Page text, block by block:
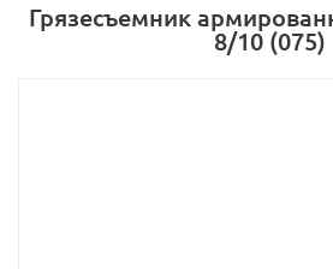
Грязесъемник
8/10 (075)